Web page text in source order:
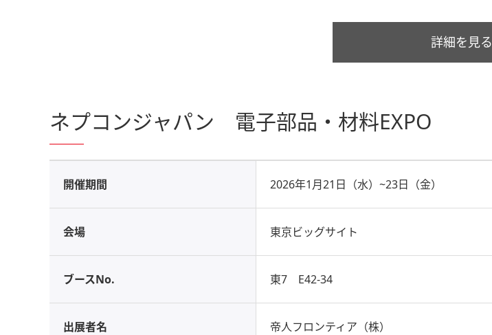
詳細を見る
ネプコンジャパン 電子部品・材料EXPO
開催期間 2026年1月21日（水）~23日（金）
会場 東京ビッグサイト
ブースNo. 東7 E42-34
出展者名 帝人フロンティア（株）